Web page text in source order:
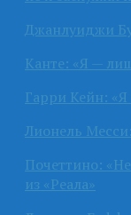
Джанлуиджи
Канте: «Я —
Гарри Кейн:
Лионель
Почеттино:
из «Реала»